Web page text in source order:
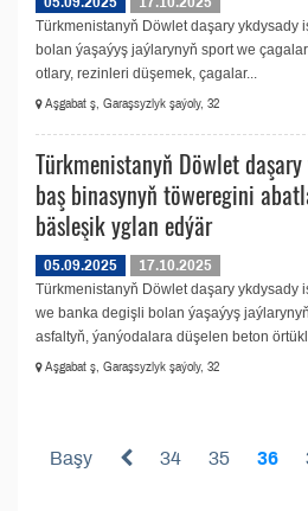
Türkmenistanyň Döwlet daşary ykdysady
bolan ýaşaýyş jaýlarynyň sport we
otlary, rezinleri düşemek, çagalar...
Aşgabat ş, Garaşsyzlyk şaýoly, 32
Türkmenistanyň Döwlet
baş binasynyň töweregini
bäsleşik yglan edýär
05.09.2025
17.10.2025
Türkmenistanyň Döwlet daşary ykdysady
we banka degişli bolan ýaşaýyş
asfaltyň, ýanýodalara düşelen beton
Aşgabat ş, Garaşsyzlyk şaýoly, 32
Başy 34 35 36